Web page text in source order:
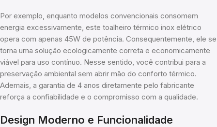
Por exemplo, enquanto modelos convencionais consomem
energia excessivamente, este toalheiro térmico inox elétrico
opera com apenas 45W de potência. Consequentemente, ele se
torna uma solução ecologicamente correta e economicamente
viável para uso contínuo. Nesse sentido, você contribui para a
preservação ambiental sem abrir mão do conforto térmico.
Ademais, a garantia de 4 anos diretamente pelo fabricante
reforça a confiabilidade e o compromisso com a qualidade.
Design Moderno e Funcionalidade